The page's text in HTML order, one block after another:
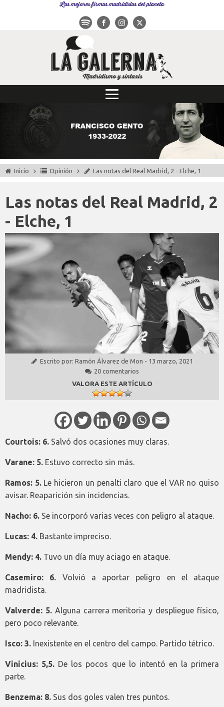
Las mejores firmas madridistas del planeta
Inicio Opinión Las notas del Real Madrid, 2 - Elche, 1
Las notas del Real Madrid, 2
- Elche, 1
Escrito por: Ramón Álvarez de Mon - 13 marzo, 2021
20 comentarios
VALORA ESTE ARTÍCULO
Courtois: 6. Salvó dos ocasiones muy claras.
Varane: 5. Estuvo correcto sin más.
Ramos: 5.Le hicieron un penalti claro que el VAR no quiso
avisar. Reaparición sin incidencias.
Nacho: 6. Se incorporó varias veces con peligro al ataque.
Lucas: 4. Bastante impreciso.
Mendy: 4. Tuvo un día muy aciago en ataque.
Casemiro: 6. Volvió a aportar peligro en el ataque
madridista.
Valverde: 5.Alguna carrera meritoria y despliegue físico,
pero poco relevante.
Isco: 3. Inexistente en el centro del campo. Partido tétrico.
Vinicius: 5,5. De los pocos que lo intentó en la primera
parte.
Benzema: 8. Sus dos goles valen tres puntos.